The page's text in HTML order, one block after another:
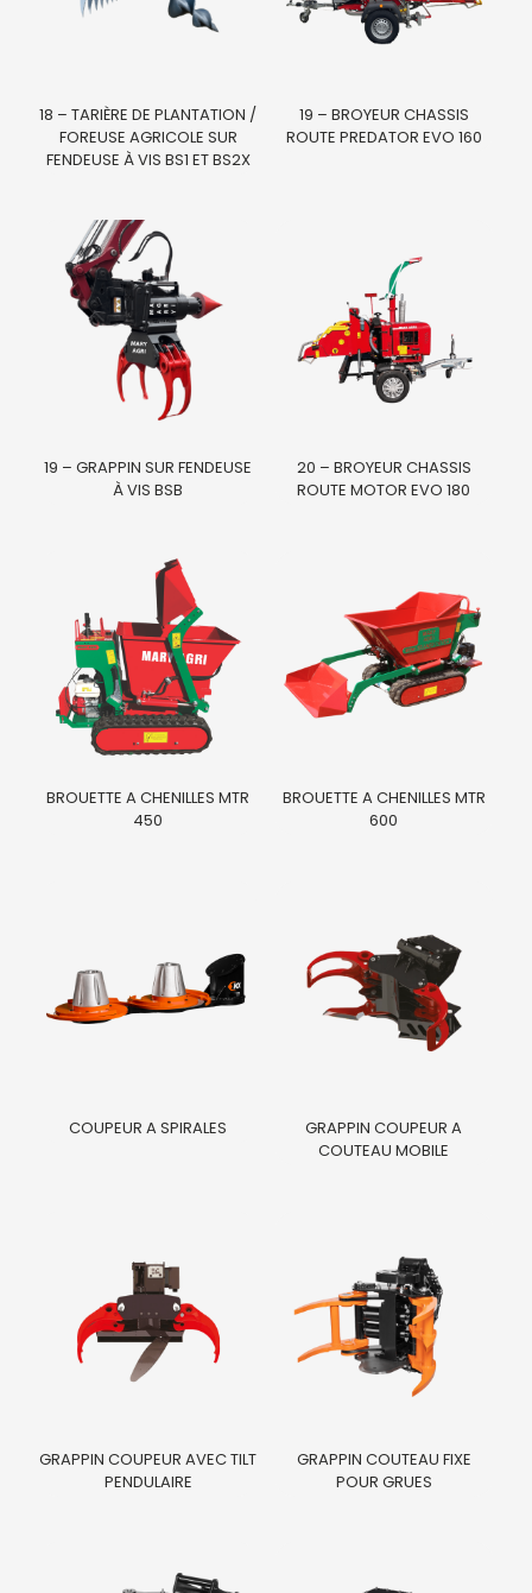
18 – TARIÈRE DE PLANTATION /
FOREUSE AGRICOLE SUR
FENDEUSE À VIS BS1 ET BS2X
19 – BROYEUR CHASSIS
ROUTE PREDATOR EVO 160
19 – GRAPPIN SUR FENDEUSE
À VIS BSB
20 – BROYEUR CHASSIS
ROUTE MOTOR EVO 180
BROUETTE A CHENILLES MTR
450
BROUETTE A CHENILLES MTR
600
COUPEUR A SPIRALES
GRAPPIN COUPEUR A
COUTEAU MOBILE
GRAPPIN COUPEUR AVEC TILT
PENDULAIRE
GRAPPIN COUTEAU FIXE
POUR GRUES